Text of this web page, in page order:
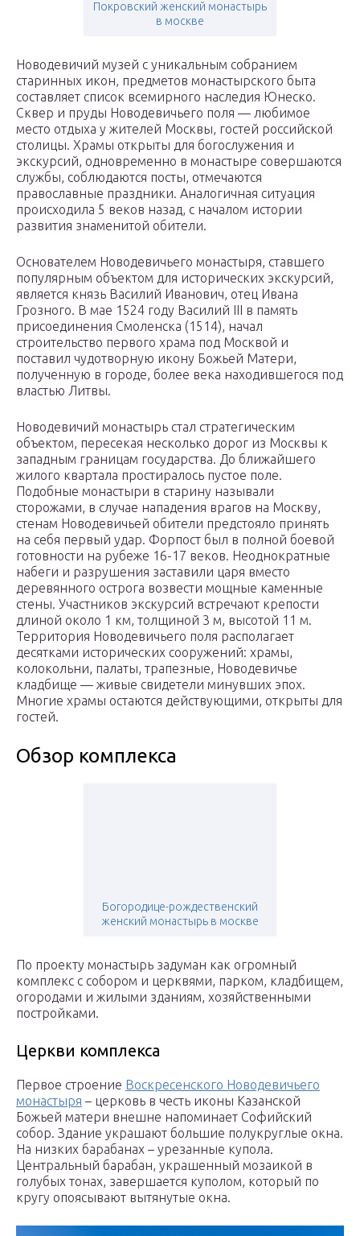
Покровский женский монастырь
в москве
Новодевичий музей с уникальным собранием
старинных икон, предметов монастырского быта
составляет список всемирного наследия Юнеско.
Сквер и пруды Новодевичьего поля — любимое
место отдыха у жителей Москвы, гостей российской
столицы. Храмы открыты для богослужения и
экскурсий, одновременно в монастыре совершаются
службы, соблюдаются посты, отмечаются
православные праздники. Аналогичная ситуация
происходила 5 веков назад, с началом истории
развития знаменитой обители.
Основателем Новодевичьего монастыря, ставшего
популярным объектом для исторических экскурсий,
является князь Василий Иванович, отец Ивана
Грозного. В мае 1524 году Василий III в память
присоединения Смоленска (1514), начал
строительство первого храма под Москвой и
поставил чудотворную икону Божьей Матери,
полученную в городе, более века находившегося под
властью Литвы.
Новодевичий монастырь стал стратегическим
объектом, пересекая несколько дорог из Москвы к
западным границам государства. До ближайшего
жилого квартала простиралось пустое поле.
Подобные монастыри в старину называли
сторожами, в случае нападения врагов на Москву,
стенам Новодевичьей обители предстояло принять
на себя первый удар. Форпост был в полной боевой
готовности на рубеже 16-17 веков. Неоднократные
набеги и разрушения заставили царя вместо
деревянного острога возвести мощные каменные
стены. Участников экскурсий встречают крепости
длиной около 1 км, толщиной 3 м, высотой 11 м.
Территория Новодевичьего поля располагает
десятками исторических сооружений: храмы,
колокольни, палаты, трапезные, Новодевичье
кладбище — живые свидетели минувших эпох.
Многие храмы остаются действующими, открыты для
гостей.
Обзор комплекса
Богородице-рождественский
женский монастырь в москве
По проекту монастырь задуман как огромный
комплекс с собором и церквями, парком, кладбищем,
огородами и жилыми зданиям, хозяйственными
постройками.
Церкви комплекса
Первое строение Воскресенского Новодевичьего
монастыря – церковь в честь иконы Казанской
Божьей матери внешне напоминает Софийский
собор. Здание украшают большие полукруглые окна.
На низких барабанах – урезанные купола.
Центральный барабан, украшенный мозаикой в
голубых тонах, завершается куполом, который по
кругу опоясывают вытянутые окна.